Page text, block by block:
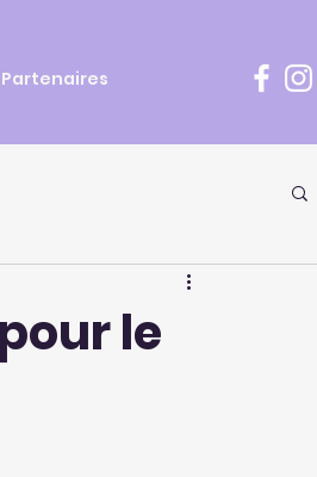
Partenaires
le